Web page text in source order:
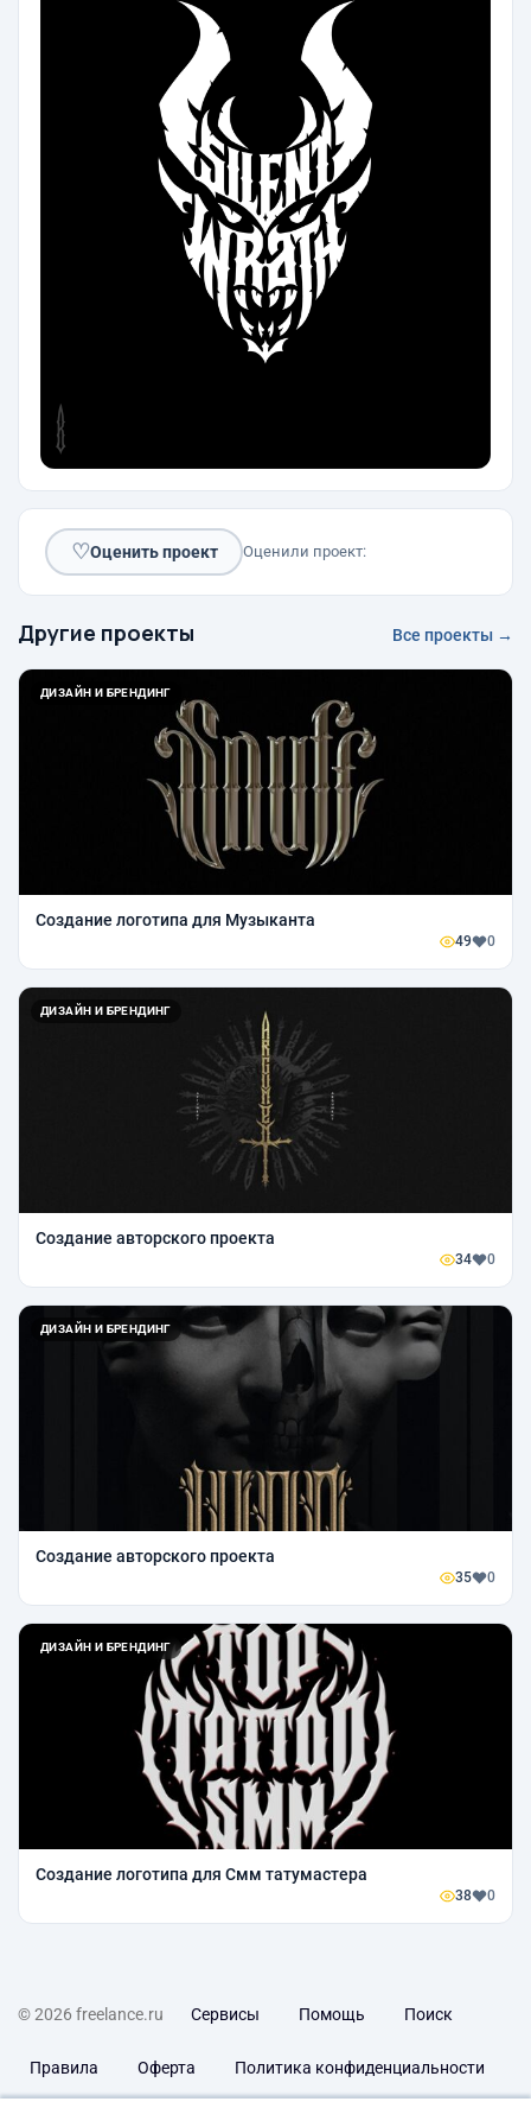
♡Оценить проект Оценили проект:
Другие проекты Все проекты →
ДИЗАЙН И БРЕНДИНГ
Создание логотипа для Музыканта
49 0
ДИЗАЙН И БРЕНДИНГ
Создание авторского проекта
34 0
ДИЗАЙН И БРЕНДИНГ
Создание авторского проекта
35 0
ДИЗАЙН И БРЕНДИНГ
Создание логотипа для Смм татумастера
38 0
© 2026 freelance.ru Сервисы Помощь Поиск
Правила Оферта Политика конфиденциальности